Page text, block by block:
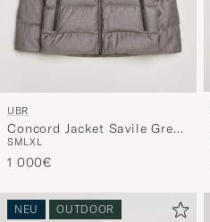
UBR
Concord Jacket Savile Grey
Melange Wool
SMLXL
1 000€
NEU OUTDOOR